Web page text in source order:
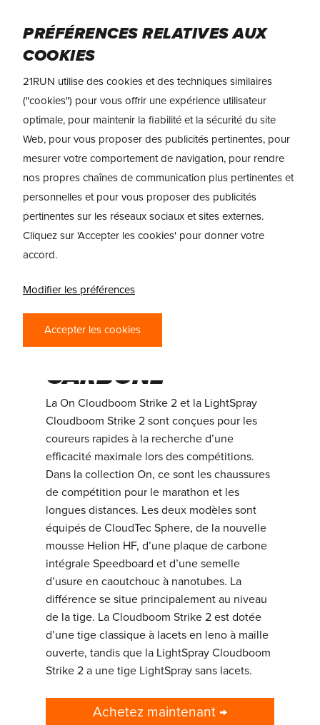
content
Menu
Cloudboom Strike 2
ON CLOUDBOOM
STRIKE 2 ET
LIGHTSPRAY
CLOUDBOOM
STRIKE 2 –
MARATHON
LÉGÈRES À
PLAQUE DE
CARBONE
La On Cloudboom Strike 2 et la LightSpray
Cloudboom Strike 2 sont conçues pour les
coureurs rapides à la recherche d’une
efficacité maximale lors des compétitions.
Dans la collection On, ce sont les chaussures
de compétition pour le marathon et les
longues distances. Les deux modèles sont
équipés de CloudTec Sphere, de la nouvelle
mousse Helion HF, d’une plaque de carbone
intégrale Speedboard et d’une semelle
d’usure en caoutchouc à nanotubes. La
différence se situe principalement au niveau
de la tige. La Cloudboom Strike 2 est dotée
d’une tige classique à lacets en leno à maille
ouverte, tandis que la LightSpray Cloudboom
Strike 2 a une tige LightSpray sans lacets.
Achetez maintenant →
PRÉFÉRENCES RELATIVES AUX
COOKIES
21RUN utilise des cookies et des techniques similaires
("cookies") pour vous offrir une expérience utilisateur
optimale, pour maintenir la fiabilité et la sécurité du site
Web, pour vous proposer des publicités pertinentes, pour
mesurer votre comportement de navigation, pour rendre
nos propres chaînes de communication plus pertinentes et
personnelles et pour vous proposer des publicités
pertinentes sur les réseaux sociaux et sites externes.
Cliquez sur 'Accepter les cookies' pour donner votre
accord.
Modifier les préférences
Accepter les cookies